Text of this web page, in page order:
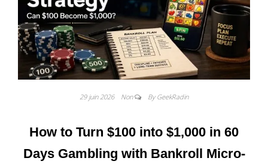
29 juin 2026 Non By GeekRadin
How to Turn $100 into $1,000 in 60
Days Gambling with Bankroll Micro-